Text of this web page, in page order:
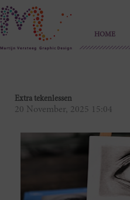
HOME
Extra tekenlessen
20 November, 2025 15:04